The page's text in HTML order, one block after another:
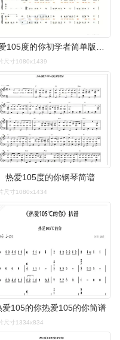
热爱105度的你初学者简单版双手简谱带歌词
尺寸1080x1439
热爱105度的你钢琴简谱
尺寸1080x1434
爱105的你热爱105的你简谱
尺寸1334x834